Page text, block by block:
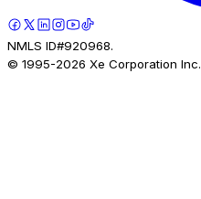
NMLS ID#920968.
© 1995-2026 Xe Corporation Inc.